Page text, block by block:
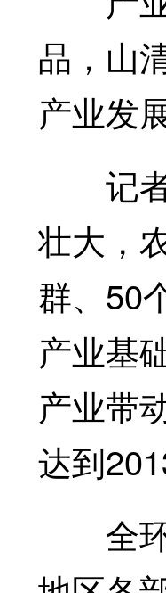
品，山
产业发
记者
壮大，
群、50
产业基
产业带
达到
全环